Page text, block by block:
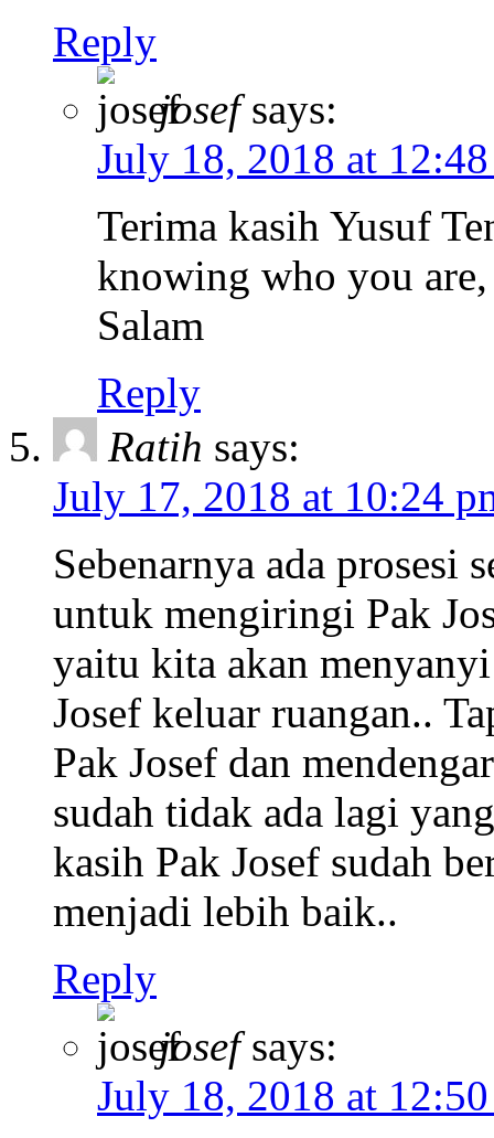
Reply
josef says:
July 18, 2018 at
Terima kasih Yusuf
knowing who you
Salam
Reply
Ratih says:
July 17, 2018 at 10:24
Sebenarnya ada prosesi
untuk mengiringi Pak
yaitu kita akan
Josef keluar ruangan..
Pak Josef dan
sudah tidak ada lagi
kasih Pak Josef sudah
menjadi lebih baik..
Reply
josef says:
July 18, 2018 at